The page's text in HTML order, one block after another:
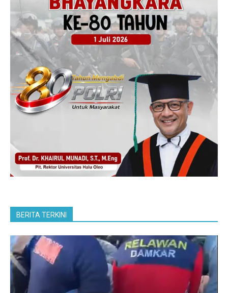
BERITA TERKINI